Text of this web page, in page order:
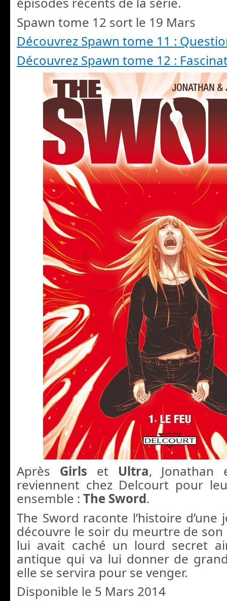
Spawn tome 12 sort le 19 Mars
Découvrez Spawn tome 11 :
Découvrez Spawn tome 12 :
Après Girls etUltra, Jonathan
reviennent chez Delcourt pour
ensemble : The Sword.
The Sword raconte l’histoire
découvre le soir du meurtre de
lui avait caché un lourd secret
antique qui va lui donner de
elle se servira pour se venger.
Disponible le 5 Mars 2014